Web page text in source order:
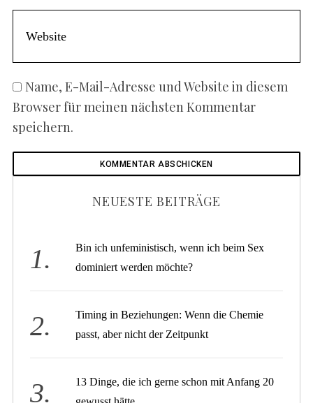
Name, E-Mail-Adresse und Website in diesem
Browser für meinen nächsten Kommentar
speichern.
NEUESTE BEITRÄGE
Bin ich unfeministisch, wenn ich beim Sex
dominiert werden möchte?
Timing in Beziehungen: Wenn die Chemie
passt, aber nicht der Zeitpunkt
13 Dinge, die ich gerne schon mit Anfang 20